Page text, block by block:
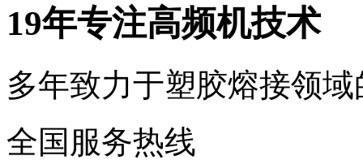
19年专注高频机技术
多年致力于塑胶熔接领
全国服务热线